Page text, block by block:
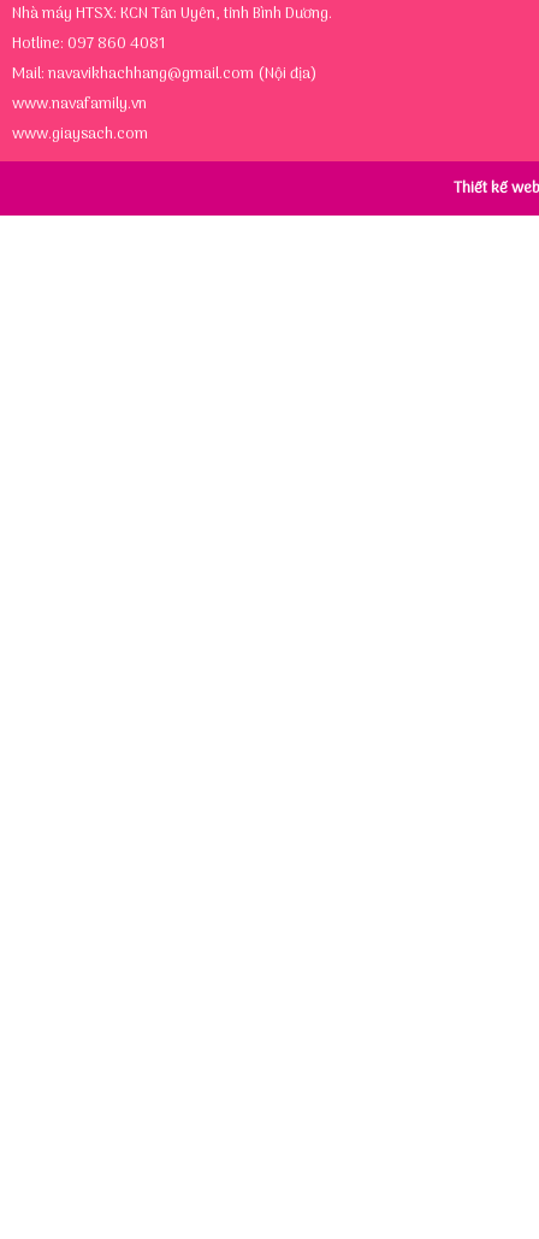
Nhà máy HTSX: KCN Tân Uyên, tỉnh Bình Dương.
Hotline: 097 860 4081
Mail:navavikhachhang@gmail.com (Nội địa)
www.navafamily.vn
www.giaysach.com
Thiết kế